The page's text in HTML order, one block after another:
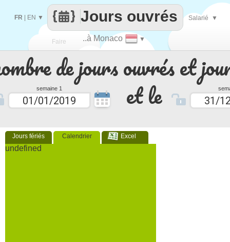
de jours ouvrés et
semaine 1 et le
Jours fériés Calendrier Excel
undefined
Faire
que
..à Monaco ▼
Jours ouvrés
FR EN ▼ Salarié ▼